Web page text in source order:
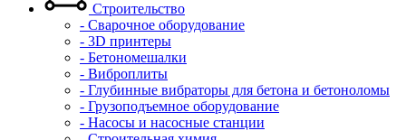
Строительство
- Сварочное оборудование
- 3D принтеры
- Бетономешалки
- Виброплиты
- Глубинные вибраторы для бетона и бетоноломы
- Грузоподъемное оборудование
- Насосы и насосные станции